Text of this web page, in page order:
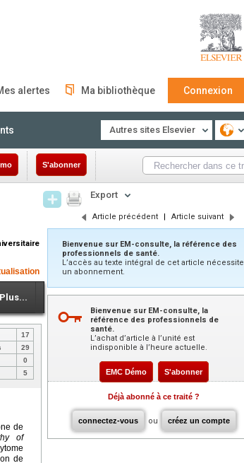
alertes Ma bibliothèque Connexion
Autres sites Elsevier
S'abonner
Plus...
17
29
0
5
de
of
de
Export
Article précédent | Article suivant
Bienvenue sur EM-consulte, la référence des
professionnels de santé.
L’accès au texte intégral de cet article nécessite
un abonnement.
Bienvenue sur EM-consulte, la
référence des professionnels de
santé.
L’achat d’article à l’unité est
indisponible à l’heure actuelle.
EMC Démo S'abonner
Déjà abonné à ce traité ?
connectez-vous ou créez un compte